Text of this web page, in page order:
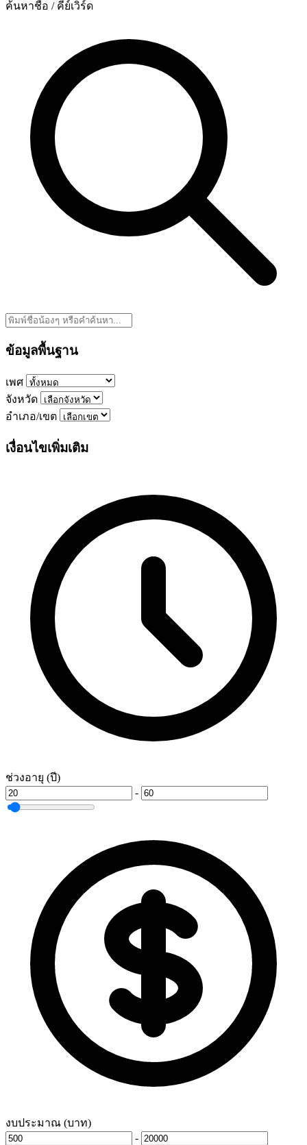
ค้นหาชื่อ / คีย์เวิร์ด
ข้อมูลพื้นฐาน
เพศ
จังหวัด
อำเภอ/เขต
เงื่อนไขเพิ่มเติม
ช่วงอายุ (ปี)
-
งบประมาณ (บาท)
-